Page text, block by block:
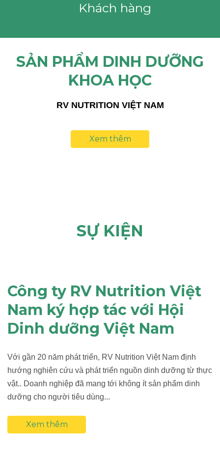
Khách hàng
SẢN PHẨM DINH DƯỠNG
KHOA HỌC
RV NUTRITION VIỆT NAM
Xem thêm
SỰ KIỆN
Công ty RV Nutrition Việt
Nam ký hợp tác với Hội
Dinh dưỡng Việt Nam
Với gần 20 năm phát triển, RV Nutrition Việt Nam định
hướng nghiên cứu và phát triển nguồn dinh dưỡng từ thực
vật.. Doanh nghiệp đã mang tới không ít sản phẩm dinh
dưỡng cho người tiêu dùng...
Xem thêm